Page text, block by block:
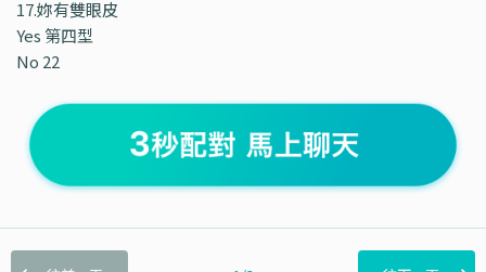
17.妳有雙眼皮
Yes 第四型
No 22